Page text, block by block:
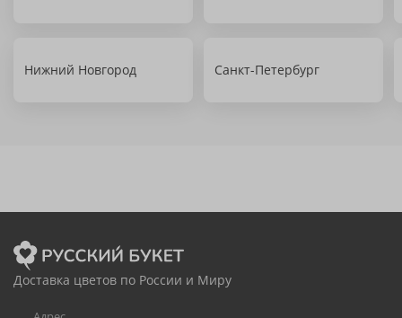
Нижний Новгород Санкт-Петербург
Доставка цветов по России и Миру